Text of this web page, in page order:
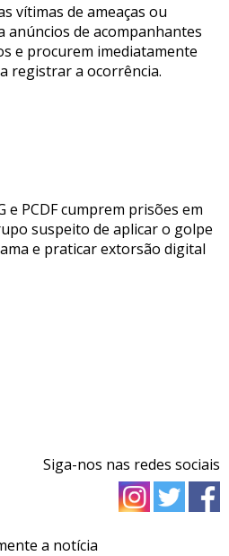
vítimas de ameaças ou
anúncios de acompanhantes
e procurem imediatamente
registrar a ocorrência.
e PCDF cumprem prisões em
suspeito de aplicar o golpe
e praticar extorsão digital
Siga-nos nas redes sociais
a notícia